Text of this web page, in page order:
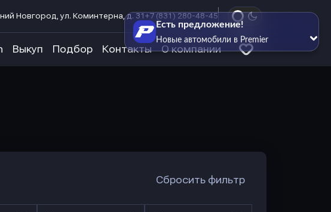
Новгород, ул. Коминтерна, д. 31 +7 (831) 280-48-45
Выкуп Подбор Контакты О компании
Сбросить фильтр
Есть предложение!
Новые автомобили в Premier